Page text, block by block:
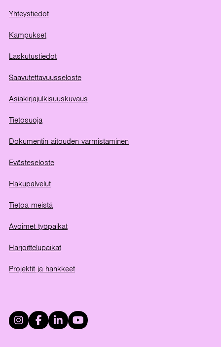
Yhteystiedot
Kampukset
Laskutustiedot
Saavutettavuusseloste
Asiakirjajulkisuuskuvaus
Tietosuoja
Dokumentin aitouden varmistaminen
Evästeseloste
Hakupalvelut
Tietoa meistä
Avoimet työpaikat
Harjoittelupaikat
Projektit ja hankkeet